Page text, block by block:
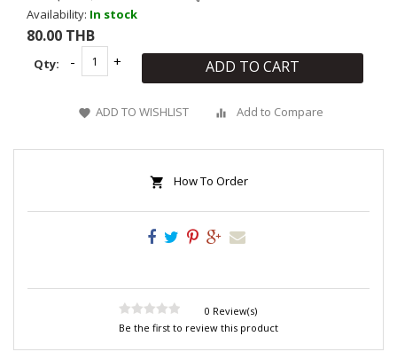
Availability: In stock
80.00 THB
Qty: ADD TO CART
ADD TO WISHLIST Add to Compare
How To Order
0 Review(s)
Be the first to review this product